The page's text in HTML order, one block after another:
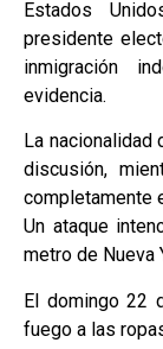
Estados
presidente
inmigración
evidencia.
La
discusión,
completamente
Un ataque
metro de Nueva
El domingo 22
fuego a las